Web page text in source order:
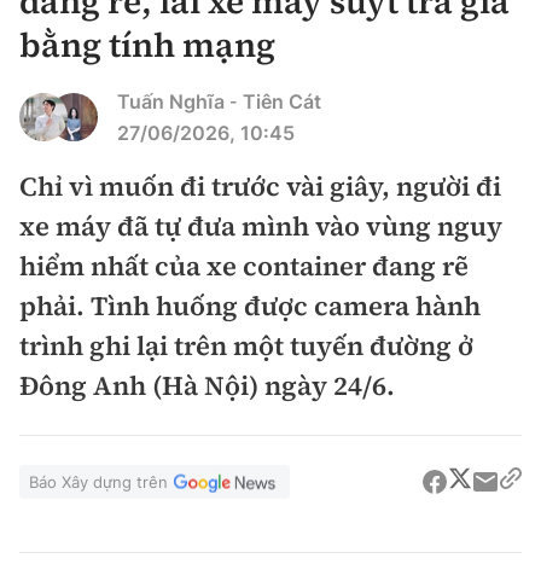
Chuyện dọc đường
Quy hoạch kiến trúc
Vật liệu xây dựng
Giám định chất lượng
Quản lý đô thị
Quản lý
Đường bộ
Đường sắt
Đăng kiểm
Đường sắt tốc độ cao
Đường thủy
Kinh tế
Thị trường
Tài chính
Chứng khoán
Bảo hiểm
Doanh nghiệp
Pháp luật
Thanh tra
An ninh hình sự
Điều tra
Pháp đình
An toàn giao thông
Giao thông 24h
ATGT địa phương
Văn hóa giao thông
Chung tay vì ATGT
Chất lượng sống
Giáo dục
Y tế
Văn hóa - Giải Trí
Văn hóa
Công nghệ
bằng tính mạng
Tuấn Nghĩa - Tiên Cát
27/06/2026, 10:45
Chỉ vì muốn đi trước vài giây, người đi
xe máy đã tự đưa mình vào vùng nguy
hiểm nhất của xe container đang rẽ
phải. Tình huống được camera hành
trình ghi lại trên một tuyến đường ở
Đông Anh (Hà Nội) ngày 24/6.
Báo Xây dựng trên